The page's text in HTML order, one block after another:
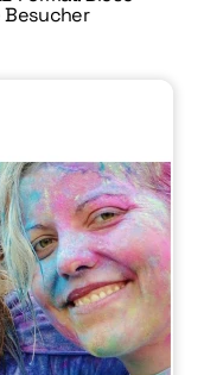
Besucher